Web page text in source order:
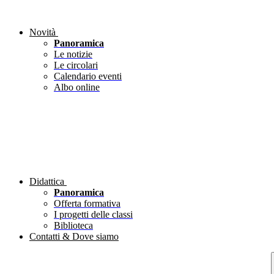
Novità
Panoramica
Le notizie
Le circolari
Calendario eventi
Albo online
Didattica
Panoramica
Offerta formativa
I progetti delle classi
Biblioteca
Contatti & Dove siamo